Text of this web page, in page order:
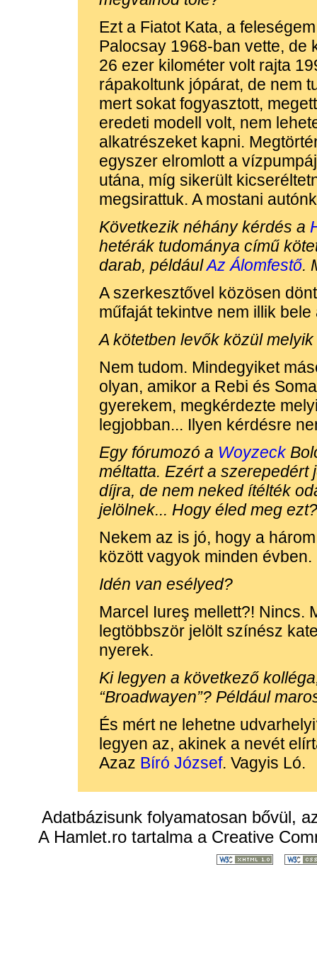
Ezt a Fiatot Kata, a
Palocsay 1968-ban vette, de
26 ezer kilométer volt rajta
rápakoltunk jópárat, de nem
mert sokat fogyasztott,
eredeti modell volt, nem
alkatrészeket kapni.
egyszer elromlott a
utána, míg sikerült
megsirattuk. A mostani
Következik néhány kérdés a
hetérák tudománya című
darab, példáulAz Álomfestő.
A szerkesztővel közösen
műfaját tekintve nem illik bele
A kötetben levők közül
Nem tudom. Mindegyiket
olyan, amikor a Rebi és
gyerekem, megkérdezte
legjobban... Ilyen kérdésre
Egy fórumozó a Woyzeck
méltatta. Ezért a szerepedért
díjra, de nem neked ítélték
jelölnek... Hogy éled meg ezt?
Nekem az is jó, hogy a
között vagyok minden évben.
Idén van esélyed?
Marcel Iureş mellett?! Nincs.
legtöbbször jelölt színész
nyerek.
Ki legyen a következő
“Broadwayen”? Például
És mért ne lehetne
legyen az, akinek a nevét
Azaz Bíró József. Vagyis Ló.
Adatbázisunk folyamatosan bővül,
A Hamlet.ro tartalma a Creative